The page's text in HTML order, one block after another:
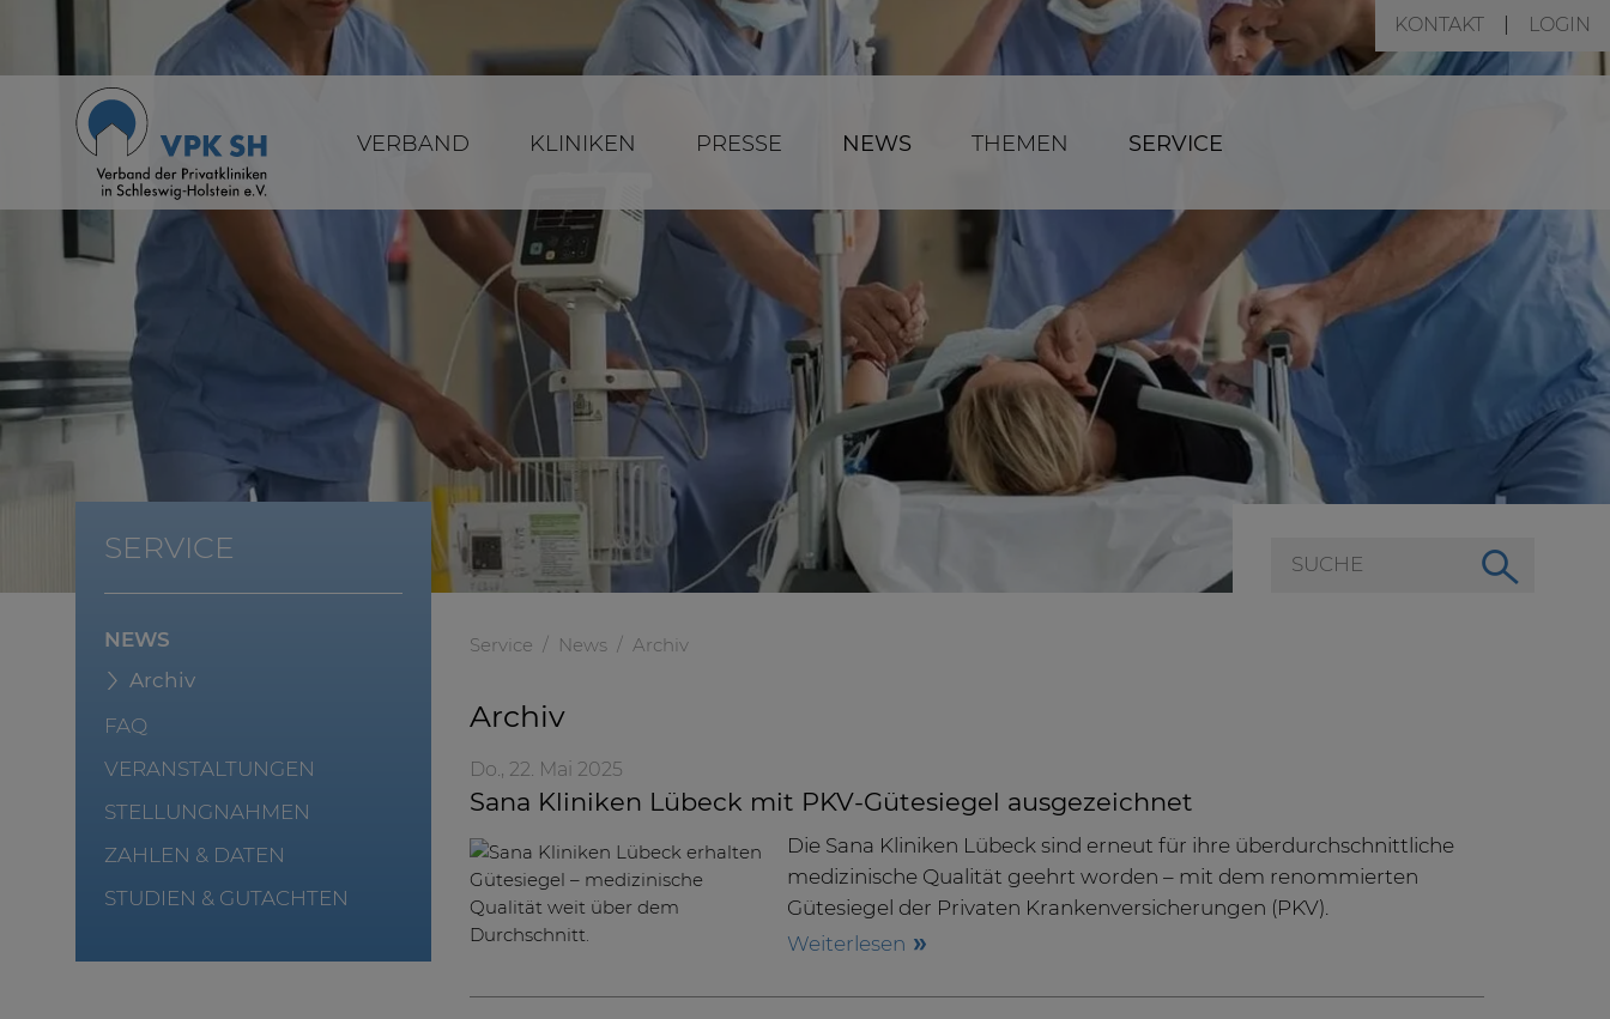
KONTAKT LOGIN
VERBAND KLINIKEN PRESSE NEWS THEMEN SERVICE
SERVICE
NEWS
Archiv
FAQ
VERANSTALTUNGEN
STELLUNGNAHMEN
ZAHLEN & DATEN
STUDIEN & GUTACHTEN
Service News Archiv
Archiv
Do., 22. Mai 2025
Sana Kliniken Lübeck mit PKV-Gütesiegel ausgezeichnet
Die Sana Kliniken Lübeck sind erneut für ihre überdurchschnittliche
medizinische Qualität geehrt worden – mit dem renommierten
Gütesiegel der Privaten Krankenversicherungen (PKV).
Weiterlesen